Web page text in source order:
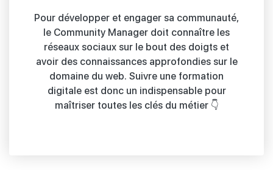
Pour développer et engager sa communauté,
le Community Manager doit connaître les
réseaux sociaux sur le bout des doigts et
avoir des connaissances approfondies sur le
domaine du web. Suivre une formation
digitale est donc un indispensable pour
maîtriser toutes les clés du métier 👇